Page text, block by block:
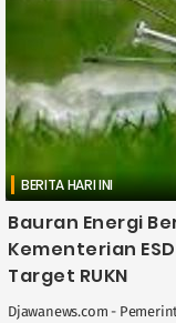
BERITA HARI INI
Bauran Energi
Kementerian
Target RUKN
Djawanews.com -